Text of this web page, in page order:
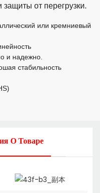
от перегрузки.
или кремниевый
и надежно.
стабильность
О Товаре